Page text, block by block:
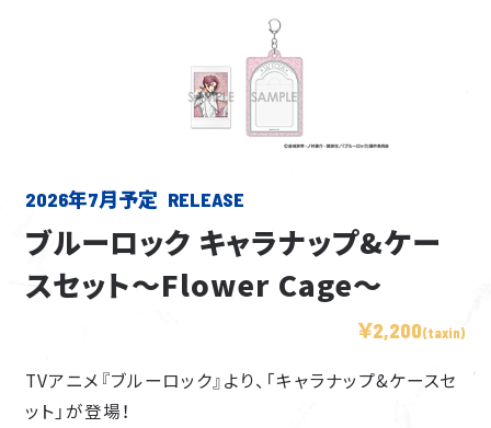
2026年7月予定
￥2,200(taxin)
ブルーロック キャラナップ&ケー
スセット～Flower Cage～
TVアニメ『ブルーロック』より、「キャラナップ&ケースセ
ット」が登場！